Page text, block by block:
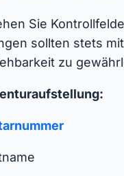
Sie
sollten stets
zu